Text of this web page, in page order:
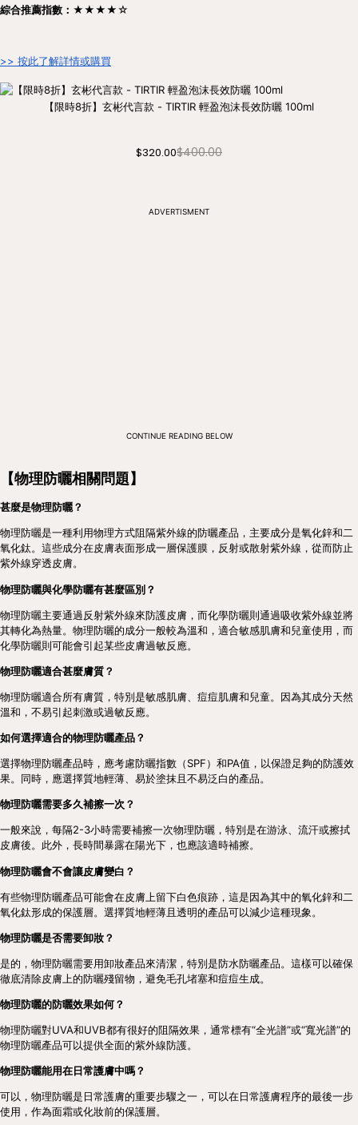
綜合推薦指數：★★★★☆
>> 按此了解詳情或購買
【限時8折】玄彬代言款 - TIRTIR 輕盈泡沫長效防曬 100ml
$320.00$400.00
ADVERTISMENT
CONTINUE READING BELOW
【物理防曬相關問題】
甚麼是物理防曬？
物理防曬是一種利用物理方式阻隔紫外線的防曬產品，主要成分是氧化鋅和二
氧化鈦。這些成分在皮膚表面形成一層保護膜，反射或散射紫外線，從而防止
紫外線穿透皮膚。
物理防曬與化學防曬有甚麼區別？
物理防曬主要通過反射紫外線來防護皮膚，而化學防曬則通過吸收紫外線並將
其轉化為熱量。物理防曬的成分一般較為溫和，適合敏感肌膚和兒童使用，而
化學防曬則可能會引起某些皮膚過敏反應。
物理防曬適合甚麼膚質？
物理防曬適合所有膚質，特別是敏感肌膚、痘痘肌膚和兒童。因為其成分天然
溫和，不易引起刺激或過敏反應。
如何選擇適合的物理防曬產品？
選擇物理防曬產品時，應考慮防曬指數（SPF）和PA值，以保證足夠的防護效
果。同時，應選擇質地輕薄、易於塗抹且不易泛白的產品。
物理防曬需要多久補擦一次？
一般來說，每隔2-3小時需要補擦一次物理防曬，特別是在游泳、流汗或擦拭
皮膚後。此外，長時間暴露在陽光下，也應該適時補擦。
物理防曬會不會讓皮膚變白？
有些物理防曬產品可能會在皮膚上留下白色痕跡，這是因為其中的氧化鋅和二
氧化鈦形成的保護層。選擇質地輕薄且透明的產品可以減少這種現象。
物理防曬是否需要卸妝？
是的，物理防曬需要用卸妝產品來清潔，特別是防水防曬產品。這樣可以確保
徹底清除皮膚上的防曬殘留物，避免毛孔堵塞和痘痘生成。
物理防曬的防曬效果如何？
物理防曬對UVA和UVB都有很好的阻隔效果，通常標有“全光譜”或“寬光譜”的
物理防曬產品可以提供全面的紫外線防護。
物理防曬能用在日常護膚中嗎？
可以，物理防曬是日常護膚的重要步驟之一，可以在日常護膚程序的最後一步
使用，作為面霜或化妝前的保護層。